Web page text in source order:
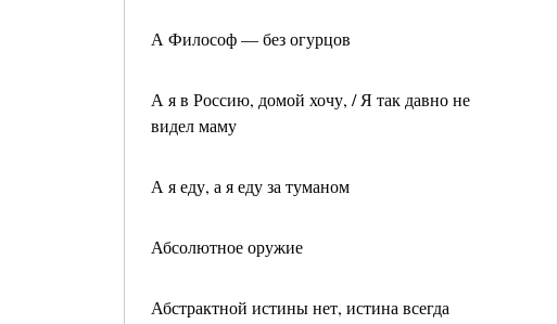
А Философ — без огурцов
А я в Россию, домой хочу, / Я так давно не
видел маму
А я еду, а я еду за туманом
Абсолютное оружие
Абстрактной истины нет, истина всегда